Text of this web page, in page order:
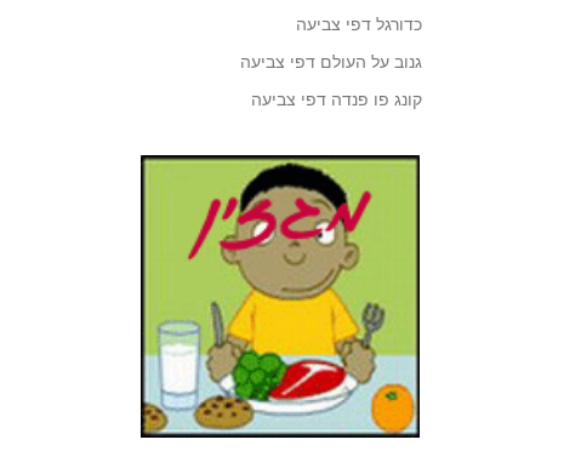
כדורגל דפי צביעה
גנוב על העולם דפי צביעה
קונג פו פנדה דפי צביעה